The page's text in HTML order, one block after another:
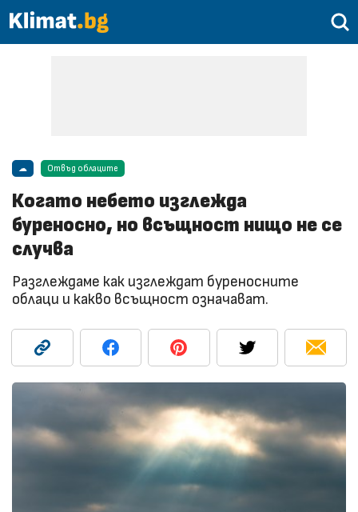
☁ Отвъд облаците
Когато небето изглежда
буреносно, но всъщност нищо не се
случва
Разглеждаме как изглеждат буреносните
облаци и какво всъщност означават.